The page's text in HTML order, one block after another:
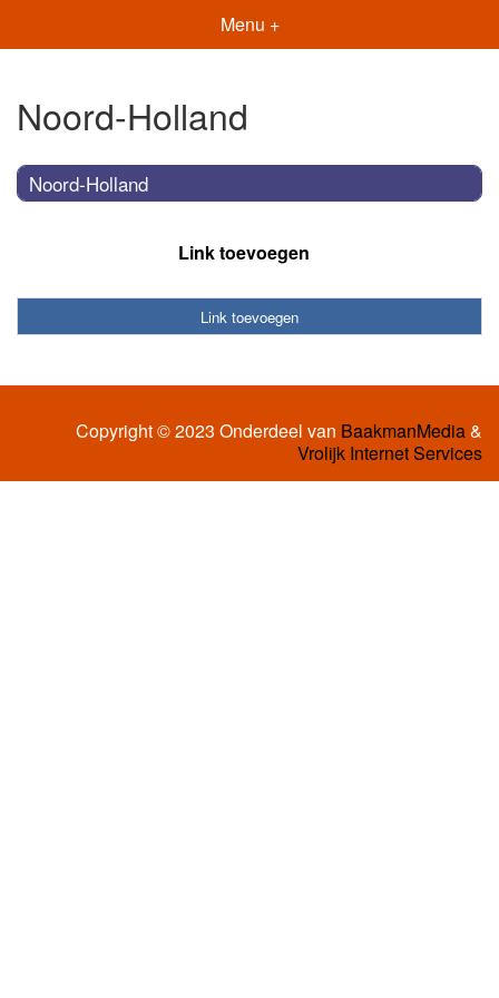
Menu +
Noord-Holland
Noord-Holland
Link toevoegen
Link toevoegen
Copyright © 2023 Onderdeel van BaakmanMedia&
Vrolijk Internet Services